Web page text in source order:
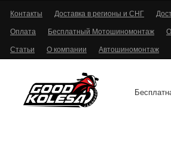
Контакты Доставка в регионы и СНГ
Оплата Бесплатный Мотошиномонтаж
Статьи О компании Автошиномонтаж